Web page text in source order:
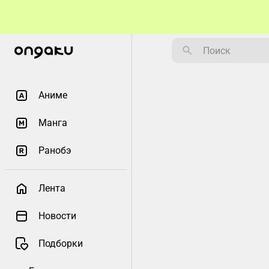
Аниме
Манга
Ранобэ
Лента
Новости
Подборки